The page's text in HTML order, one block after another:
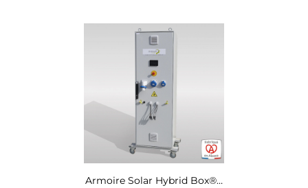
Armoire Solar Hybrid Box®…